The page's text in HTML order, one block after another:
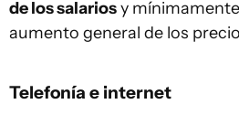
de los salariosy
aumento general de los
Telefonía e internet